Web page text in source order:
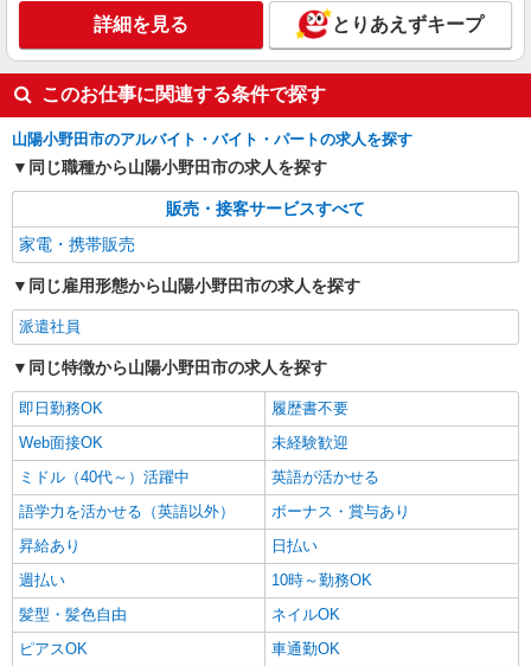
詳細を見る とりあえずキープ
このお仕事に関連する条件で探す
山陽小野田市のアルバイト・バイト・パートの求人を探す
同じ職種から山陽小野田市の求人を探す
販売・接客サービスすべて
家電・携帯販売
同じ雇用形態から山陽小野田市の求人を探す
派遣社員
同じ特徴から山陽小野田市の求人を探す
即日勤務OK
履歴書不要
Web面接OK
未経験歓迎
ミドル（40代～）活躍中
英語が活かせる
語学力を活かせる（英語以外）
ボーナス・賞与あり
昇給あり
日払い
週払い
10時～勤務OK
髪型・髪色自由
ネイルOK
ピアスOK
車通勤OK